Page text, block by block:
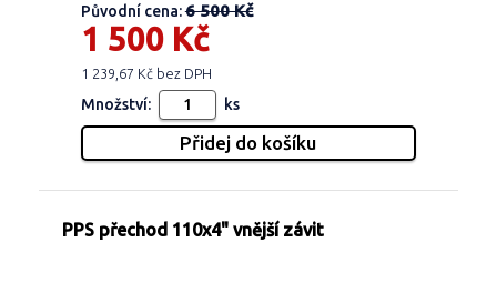
Původní cena:6 500 Kč
1 500 Kč
1 239,67 Kč bez DPH
Množství: ks
PPS přechod 110x4" vnější závit